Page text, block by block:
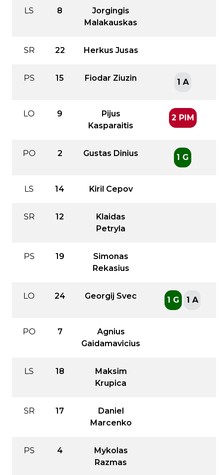
LS 8
Jorgingis
Malakauskas
SR 22 Herkus Jusas
PS 15 Fiodar Ziuzin 1 A
LO 9
Pijus
Kasparaitis
2 PIM
PO 2 Gustas Dinius 1 G
LS 14 Kiril Cepov
SR 12
Klaidas
Petryla
PS 19
Simonas
Rekasius
LO 24 Georgij Svec 1 G 1 A
PO 7
Agnius
Gaidamavicius
LS 18
Maksim
Krupica
SR 17
Daniel
Marcenko
PS 4
Mykolas
Razmas